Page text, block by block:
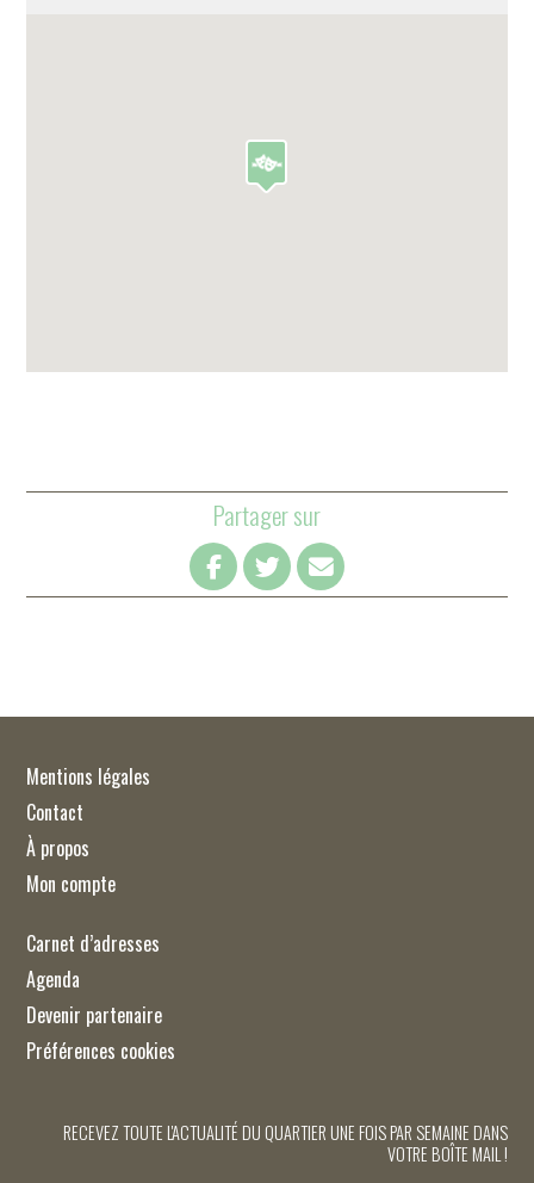
Partager sur
Mentions légales
Contact
À propos
Mon compte
Carnet d’adresses
Agenda
Devenir partenaire
Préférences cookies
RECEVEZ TOUTE L'ACTUALITÉ DU QUARTIER UNE FOIS PAR SEMAINE DANS
VOTRE BOÎTE MAIL !